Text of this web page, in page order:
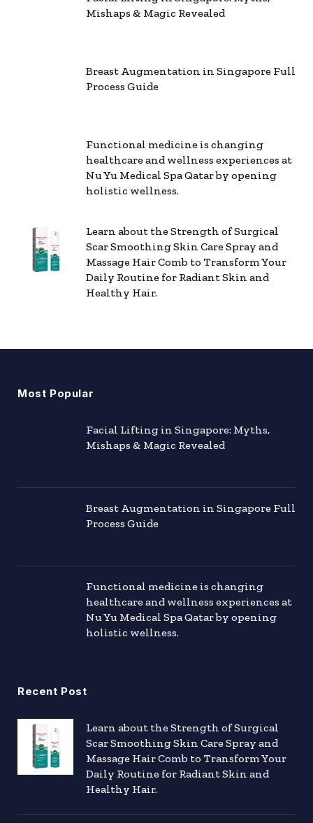
Mishaps & Magic Revealed
Breast Augmentation in Singapore Full
Process Guide
Functional medicine is changing
healthcare and wellness experiences at
Nu Yu Medical Spa Qatar by opening
holistic wellness.
Learn about the Strength of Surgical
Scar Smoothing Skin Care Spray and
Massage Hair Comb to Transform Your
Daily Routine for Radiant Skin and
Healthy Hair.
Most Popular
Facial Lifting in Singapore: Myths,
Mishaps & Magic Revealed
Breast Augmentation in Singapore Full
Process Guide
Functional medicine is changing
healthcare and wellness experiences at
Nu Yu Medical Spa Qatar by opening
holistic wellness.
Recent Post
Learn about the Strength of Surgical
Scar Smoothing Skin Care Spray and
Massage Hair Comb to Transform Your
Daily Routine for Radiant Skin and
Healthy Hair.